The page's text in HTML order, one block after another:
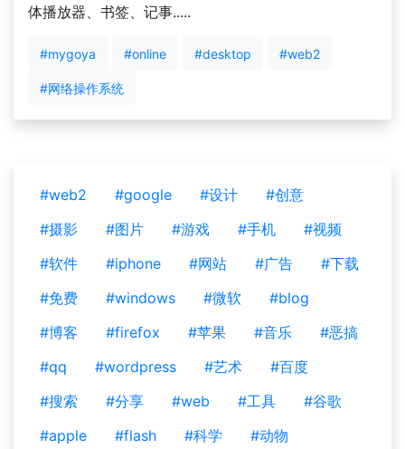
体播放器、书签、记事.....
#mygoya #online #desktop #web2
#网络操作系统
#web2 #google #设计
#创意
#摄影
#图片 #游戏 #手机
#视频
#软件
#iphone #网站 #广告
#下载
#免费
#windows #微软
#blog
#博客
#firefox #苹果 #音乐
#恶搞
#qq
#wordpress #艺术
#百度
#搜索
#分享 #web #工具
#谷歌
#apple
#flash #科学
#动物